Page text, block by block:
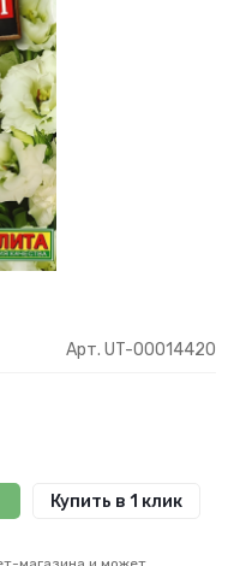
Арт. UT-00014420
Купить в 1 клик